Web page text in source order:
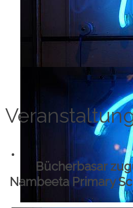
Bücherbasar
Nambeeta Primary